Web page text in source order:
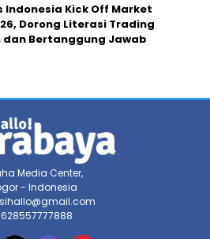
Indonesia Kick Off Market
Dorong Literasi Trading
dan Bertanggung Jawab
Media Center,
- Indonesia